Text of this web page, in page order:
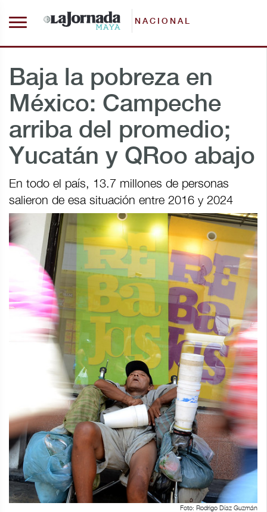
NACIONAL
Baja la pobreza en
México: Campeche
arriba del promedio;
Yucatán y QRoo abajo
En todo el país, 13.7 millones de personas
salieron de esa situación entre 2016 y 2024
Foto: Rodrigo Díaz Guzmán